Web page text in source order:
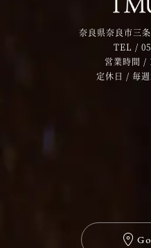
奈良県奈良市三
TEL /
営業時間 /
定休日 / 毎週